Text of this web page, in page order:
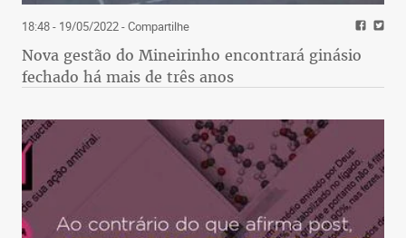
18:48 - 19/05/2022- Compartilhe
Nova gestão do Mineirinho encontrará ginásio
fechado há mais de três anos